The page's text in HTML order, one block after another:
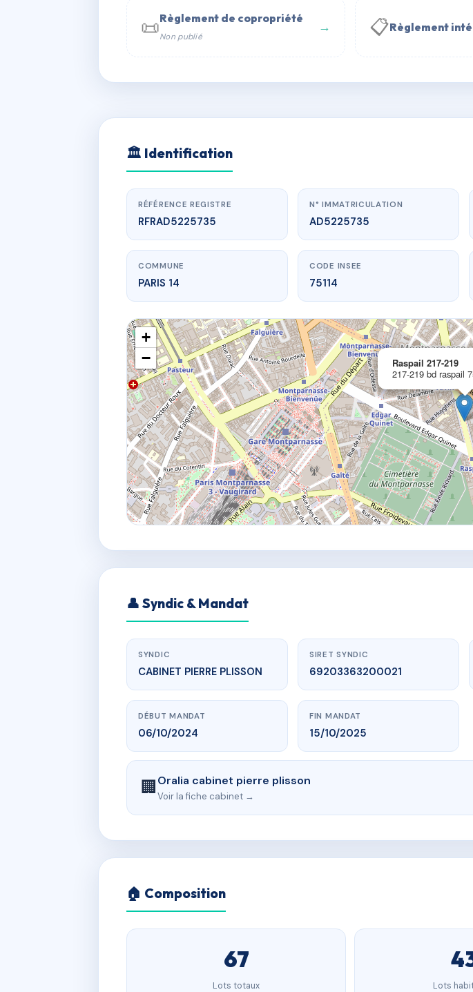
📞 Contacter Syndic Digital 💬 WhatsApp
📜Règlement de copropriété
Non publié
→ 📋Règlement
AD5225735 🇫🇷
www.vme.plus/AD5225735
Raspail 217-219
217-219 bd raspail75014 PARIS 14
🏛 Identification
RÉFÉRENCE REGISTRE
RFRAD5225735
N° IMMATRICULATION
AD5225735
COMMUNE
PARIS 14
CODE INSEE
75114
Raspail 217-219
217-219 bd raspail
+
−
👤 Syndic & Mandat
SYNDIC
CABINET PIERRE PLISSON
SIRET SYNDIC
69203363200021
DÉBUT MANDAT
06/10/2024
FIN MANDAT
15/10/2025
🏢Oralia cabinet pierre plisson
Voir la fiche cabinet →
🏠 Composition
67
Lots totaux Lots